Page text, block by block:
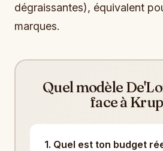
dégraissantes), équivalent
marques.
Quel modèle
face à
1. Quel est ton budget